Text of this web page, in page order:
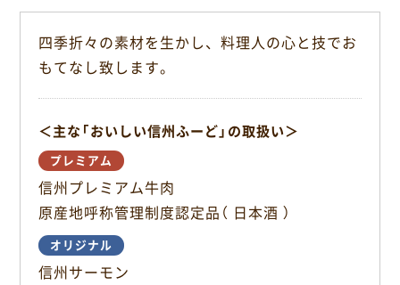
e
b
k
e
四季折々の素材を生かし、料理人の心と技でお
もてなし致します。
＜主な「おいしい信州ふーど」の取扱い＞
プレミアム
信州プレミアム牛肉
原産地呼称管理制度認定品（ 日本酒 ）
オリジナル
信州サーモン